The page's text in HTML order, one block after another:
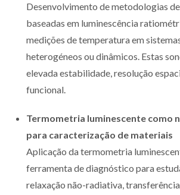
Desenvolvimento de metodologias
baseadas em luminescência
medições de temperatura em
heterogéneos ou dinâmicos. Estas
elevada estabilidade, resolução
funcional.
Termometria luminescente como
para caracterização de materiais
Aplicação da termometria
ferramenta de diagnóstico para
relaxação não-radiativa,